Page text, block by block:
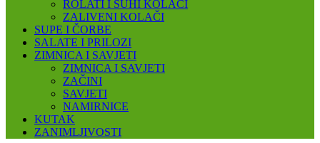
ROLATI I SUHI KOLAČI
ZALIVENI KOLAČI
SUPE I ČORBE
SALATE I PRILOZI
ZIMNICA I SAVJETI
ZIMNICA I SAVJETI
ZAČINI
SAVJETI
NAMIRNICE
KUTAK
ZANIMLJIVOSTI